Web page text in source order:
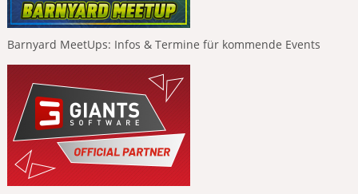
Barnyard MeetUps: Infos & Termine für kommende Events